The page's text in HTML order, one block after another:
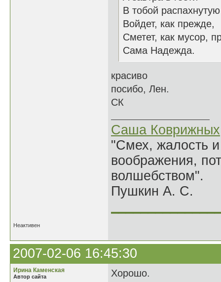
В тобой
Войдет, как прежде,
Сметет, как мусор,
Сама Надежда.
красиво
посибо, Лен.
СК
Саша Коврижных
"Смех, жалость
воображения,
волшебством".
Пушкин А. С.
Неактивен
2007-02-06 16:45:30
Ирина Каменская
Автор сайта
Хорошо.